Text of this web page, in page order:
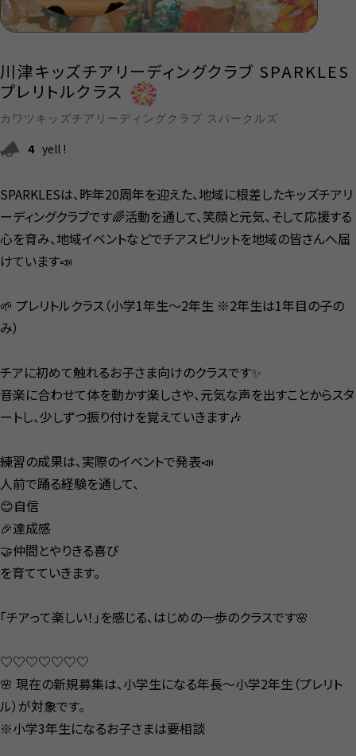
川津キッズチアリーディングクラブ SPARKLES
プレリトルクラス
カワツキッズチアリーディングクラブ スパークルズ
4 yell !
SPARKLESは、昨年20周年を迎えた、地域に根差したキッズチアリ
ーディングクラブです🌈活動を通して、笑顔と元気、そして応援する
心を育み、地域イベントなどでチアスピリットを地域の皆さんへ届
けています📣
🌱 プレリトルクラス（小学1年生〜2年生 ※2年生は1年目の子の
み）
チアに初めて触れるお子さま向けのクラスです✨
音楽に合わせて体を動かす楽しさや、元気な声を出すことからスタ
ートし、少しずつ振り付けを覚えていきます🎶
練習の成果は、実際のイベントで発表📣
人前で踊る経験を通して、
😊自信
🎉達成感
🤝仲間とやりきる喜び
を育てていきます。
「チアって楽しい！」を感じる、はじめの一歩のクラスです🌸
♡♡♡♡♡♡♡
🌸 現在の新規募集は、小学生になる年長〜小学2年生（プレリト
ル）が対象です。
※小学3年生になるお子さまは要相談